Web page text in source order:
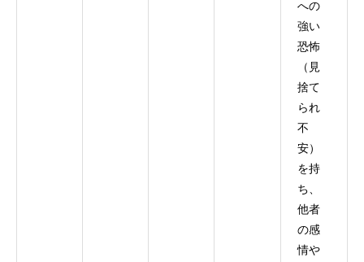
への
強い
恐怖
（見
捨て
られ
不
安）
を持
ち、
他者
の感
情や